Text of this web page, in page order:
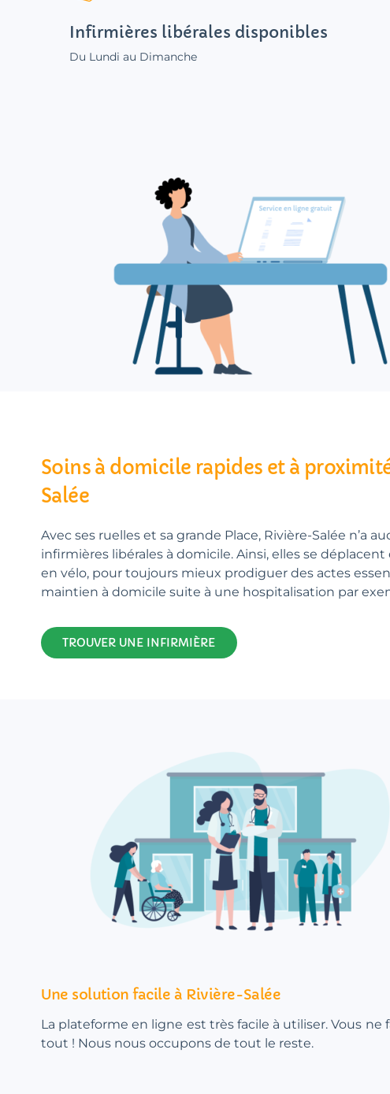
Infirmières libérales disponibles
Du Lundi au Dimanche
Soins à domicile rapides et à
Salée
Avec ses ruelles et sa grande Place, Rivière-Salée n’a
infirmières libérales à domicile. Ainsi, elles se
en vélo, pour toujours mieux prodiguer des actes
maintien à domicile suite à une hospitalisation par
TROUVER UNE INFIRMIÈRE
Une solution facile à Rivière-Salée
La plateforme en ligne est très facile à utiliser. Vous
tout ! Nous nous occupons de tout le reste.